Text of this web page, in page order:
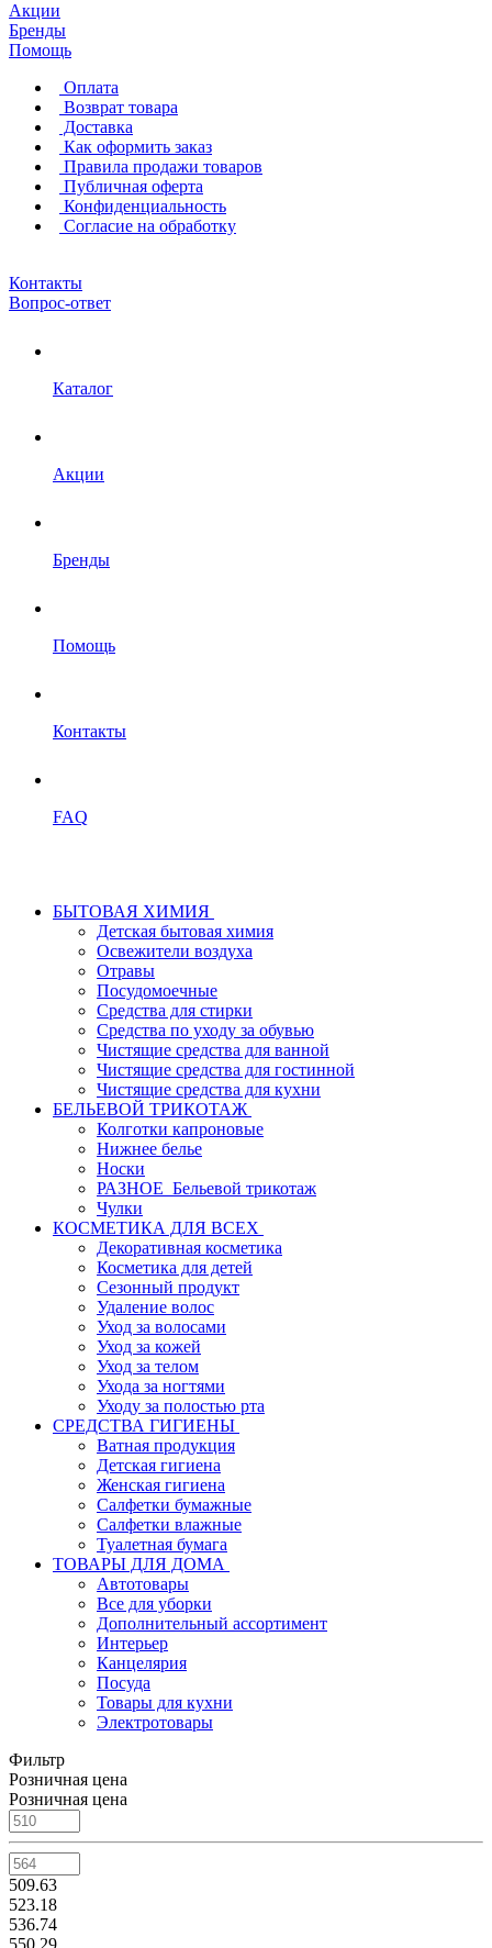
Акции
Бренды
Помощь
Оплата
Возврат товара
Доставка
Как оформить заказ
Правила продажи товаров
Публичная оферта
Конфиденциальность
Согласие на обработку
Контакты
Вопрос-ответ
Каталог
Акции
Бренды
Помощь
Контакты
FAQ
БЫТОВАЯ ХИМИЯ
Детская бытовая химия
Освежители воздуха
Отравы
Посудомоечные
Средства для стирки
Средства по уходу за обувью
Чистящие средства для ванной
Чистящие средства для гостинной
Чистящие средства для кухни
БЕЛЬЕВОЙ ТРИКОТАЖ
Колготки капроновые
Нижнее белье
Носки
РАЗНОЕ_Бельевой трикотаж
Чулки
КОСМЕТИКА ДЛЯ ВСЕХ
Декоративная косметика
Косметика для детей
Сезонный продукт
Удаление волос
Уход за волосами
Уход за кожей
Уход за телом
Ухода за ногтями
Уходу за полостью рта
СРЕДСТВА ГИГИЕНЫ
Ватная продукция
Детская гигиена
Женская гигиена
Салфетки бумажные
Салфетки влажные
Туалетная бумага
ТОВАРЫ ДЛЯ ДОМА
Автотовары
Все для уборки
Дополнительный ассортимент
Интерьер
Канцелярия
Посуда
Товары для кухни
Электротовары
Фильтр
Розничная цена
Розничная цена
509.63
523.18
536.74
550.29